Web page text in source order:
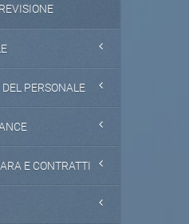
PERSONALE
E CONTRATTI